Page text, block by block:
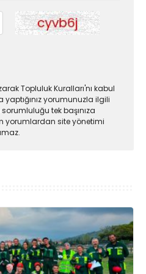
Topluluk Kuralları'nı kabul
yorumunuzla ilgili
tek başınıza
yorumlardan site yönetimi